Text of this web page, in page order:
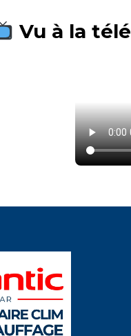
Vu à la télé